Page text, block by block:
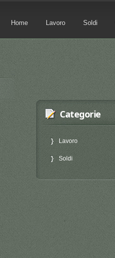
Home Lavoro Soldi
Categorie
Lavoro
Soldi